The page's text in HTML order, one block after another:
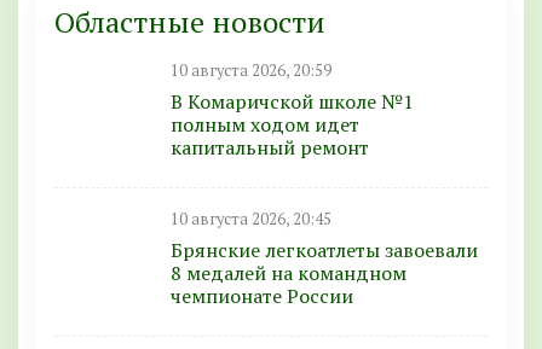
Областные новости
10 августа 2026, 20:59
В Комаричской школе №1
полным ходом идет
капитальный ремонт
10 августа 2026, 20:45
Брянские легкоатлеты завоевали
8 медалей на командном
чемпионате России